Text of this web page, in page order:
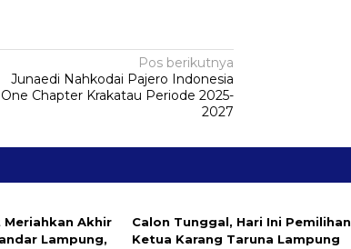
Pos berikutnya
Junaedi Nahkodai Pajero Indonesia
One Chapter Krakatau Periode 2025-
2027
Akhir
Lampung,
Calon Tunggal, Hari Ini Pemilihan
Ketua Karang Taruna Lampung